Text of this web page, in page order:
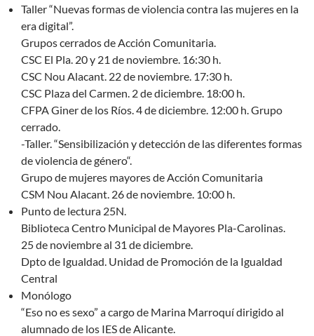
Taller “Nuevas formas de violencia contra las mujeres en la
era digital”.
Grupos cerrados de Acción Comunitaria.
CSC El Pla. 20 y 21 de noviembre. 16:30 h.
CSC Nou Alacant. 22 de noviembre. 17:30 h.
CSC Plaza del Carmen. 2 de diciembre. 18:00 h.
CFPA Giner de los Ríos. 4 de diciembre. 12:00 h. Grupo
cerrado.
-Taller. “Sensibilización y detección de las diferentes formas
de violencia de género“.
Grupo de mujeres mayores de Acción Comunitaria
CSM Nou Alacant. 26 de noviembre. 10:00 h.
Punto de lectura 25N.
Biblioteca Centro Municipal de Mayores Pla-Carolinas.
25 de noviembre al 31 de diciembre.
Dpto de Igualdad. Unidad de Promoción de la Igualdad
Central
Monólogo
“Eso no es sexo” a cargo de Marina Marroquí dirigido al
alumnado de los IES de Alicante.